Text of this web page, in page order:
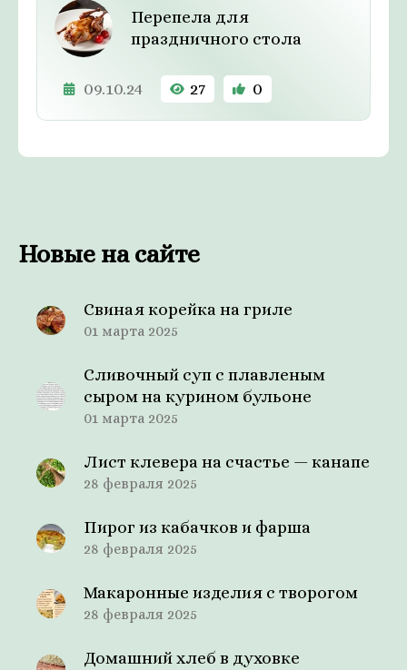
Перепела для
праздничного стола
09.10.24 27 0
Новые на сайте
Свиная корейка на гриле
01 марта 2025
Сливочный суп с плавленым
сыром на курином бульоне
01 марта 2025
Лист клевера на счастье — канапе
28 февраля 2025
Пирог из кабачков и фарша
28 февраля 2025
Макаронные изделия с творогом
28 февраля 2025
Домашний хлеб в духовке